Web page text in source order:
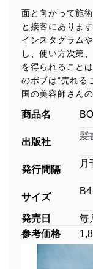
面と向かって施
と接客にありま
インスタグラム
し、使い方次第
を得られること
のボブは“売れる
国の美容師さん
商品名
出版社
髪
発行間隔
月
サイズ
B4
発売日
毎
参考価格